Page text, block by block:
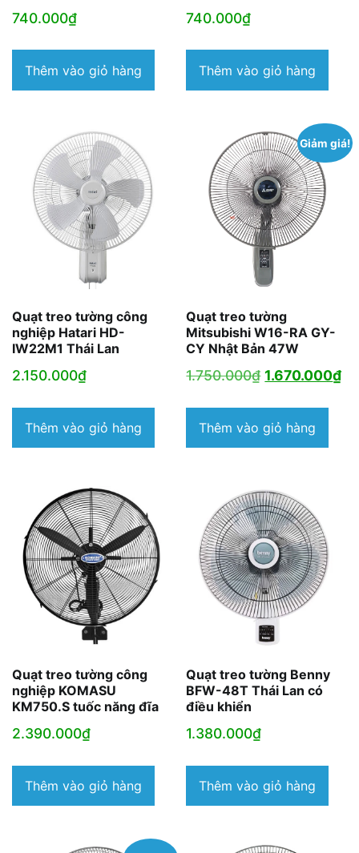
740.000₫
Thêm vào giỏ hàng
740.000₫
Thêm vào giỏ hàng
Quạt treo tường công
nghiệp Hatari HD-
IW22M1 Thái Lan
2.150.000₫
Thêm vào giỏ hàng
Giảm giá!
Quạt treo tường
Mitsubishi W16-RA GY-
CY Nhật Bản 47W
1.750.000₫ Giá
là:
1.750.000₫.
1.670.000₫
Thêm vào giỏ hàng
Quạt treo tường công
nghiệp KOMASU
KM750.S tuốc năng đĩa
2.390.000₫
Thêm vào giỏ hàng
Quạt treo tường Benny
BFW-48T Thái Lan có
điều khiển
1.380.000₫
Thêm vào giỏ hàng